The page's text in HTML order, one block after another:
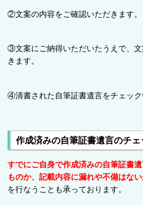
②文案の内容をご確認いただきます。
③文案にご納得いただいたうえで、
きます。
④清書された自筆証書遺言をチェック
作成済みの自筆証書遺言のチェ
すでにご自身で作成済みの自筆証書
ものか、記載内容に漏れや不備はな
を行なうことも承っております。